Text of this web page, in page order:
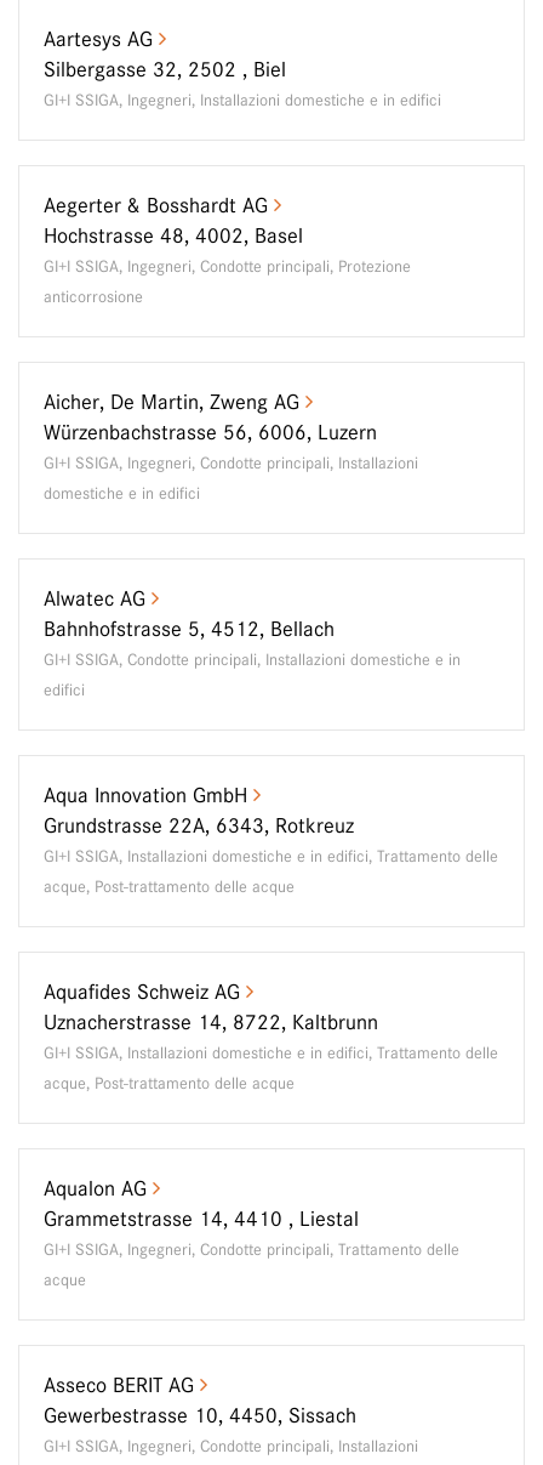
Aartesys AG
Silbergasse 32, 2502 , Biel
GI+I SSIGA, Ingegneri, Installazioni domestiche e in edifici
Aegerter & Bosshardt AG
Hochstrasse 48, 4002, Basel
GI+I SSIGA, Ingegneri, Condotte principali, Protezione
anticorrosione
Aicher, De Martin, Zweng AG
Würzenbachstrasse 56, 6006, Luzern
GI+I SSIGA, Ingegneri, Condotte principali, Installazioni
domestiche e in edifici
Alwatec AG
Bahnhofstrasse 5, 4512, Bellach
GI+I SSIGA, Condotte principali, Installazioni domestiche e in
edifici
Aqua Innovation GmbH
Grundstrasse 22A, 6343, Rotkreuz
GI+I SSIGA, Installazioni domestiche e in edifici, Trattamento delle
acque, Post-trattamento delle acque
Aquafides Schweiz AG
Uznacherstrasse 14, 8722, Kaltbrunn
GI+I SSIGA, Installazioni domestiche e in edifici, Trattamento delle
acque, Post-trattamento delle acque
Aqualon AG
Grammetstrasse 14, 4410 , Liestal
GI+I SSIGA, Ingegneri, Condotte principali, Trattamento delle
acque
Asseco BERIT AG
Gewerbestrasse 10, 4450, Sissach
GI+I SSIGA, Ingegneri, Condotte principali, Installazioni